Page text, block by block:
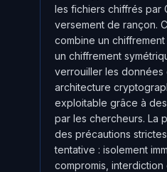
les fichiers chiffrés par
versement de rançon.
combine un chiffrement
un chiffrement
verrouiller les données
architecture
exploitable grâce à
par les chercheurs. La
des précautions
tentative : isolement
compromis,